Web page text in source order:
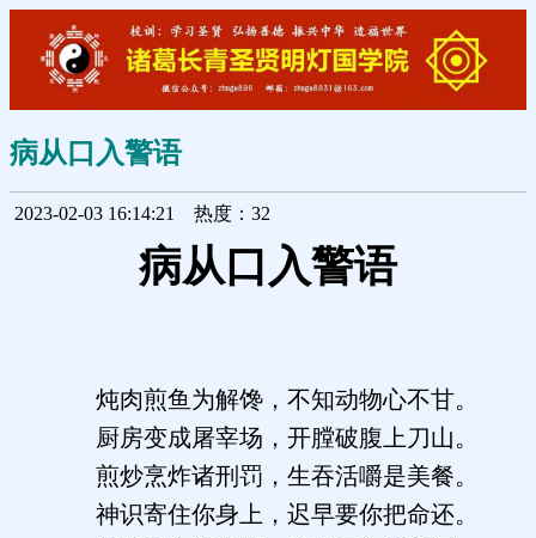
病从口入警语
2023-02-03 16:14:21 热度：32
病从口入警语
炖肉煎鱼为解馋，不知动物心不甘。
厨房变成屠宰场，开膛破腹上刀山。
煎炒烹炸诸刑罚，生吞活嚼是美餐。
神识寄住你身上，迟早要你把命还。